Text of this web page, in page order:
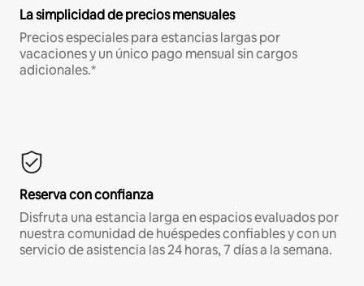
La simplicidad de precios mensuales
Precios especiales para estancias largas por
vacaciones y un único pago mensual sin cargos
adicionales.*
Reserva con confianza
Disfruta una estancia larga en espacios evaluados por
nuestra comunidad de huéspedes confiables y con un
servicio de asistencia las 24 horas, 7 días a la semana.